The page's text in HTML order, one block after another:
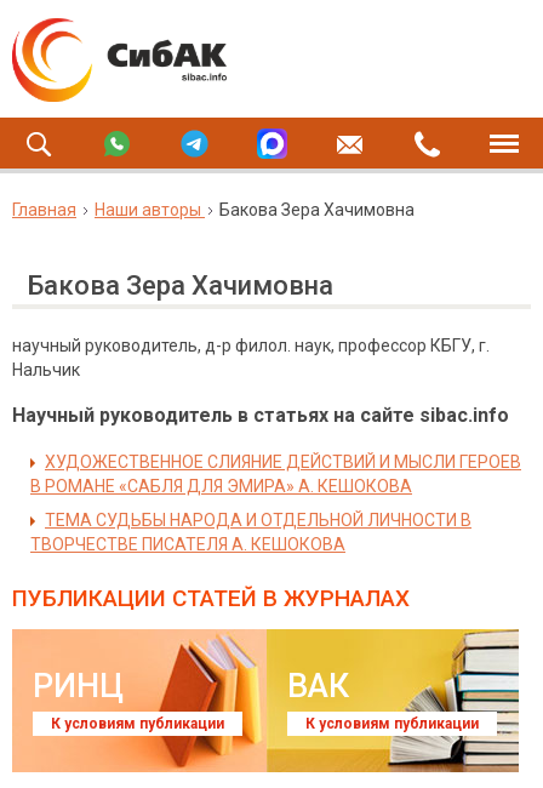
Главная Наши авторы Бакова Зера Хачимовна
Бакова Зера Хачимовна
научный руководитель, д-р филол. наук, профессор КБГУ, г.
Нальчик
Научный руководитель в статьях на сайте sibac.info
ХУДОЖЕСТВЕННОЕ СЛИЯНИЕ ДЕЙСТВИЙ И МЫСЛИ ГЕРОЕВ
В РОМАНЕ «САБЛЯ ДЛЯ ЭМИРА» А. КЕШОКОВА
ТЕМА СУДЬБЫ НАРОДА И ОТДЕЛЬНОЙ ЛИЧНОСТИ В
ТВОРЧЕСТВЕ ПИСАТЕЛЯ А. КЕШОКОВА
ПУБЛИКАЦИИ СТАТЕЙ В ЖУРНАЛАХ
РИНЦ
К условиям публикации
ВАК
К условиям публикации